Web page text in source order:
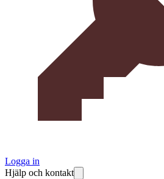
Logga in
Hjälp och kontakt